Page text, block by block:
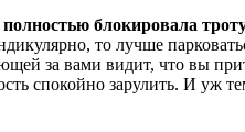
блокировала
то лучше
за вами видит, что вы
спокойно зарулить. И уж